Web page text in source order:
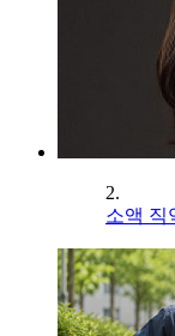
2.
소액 직